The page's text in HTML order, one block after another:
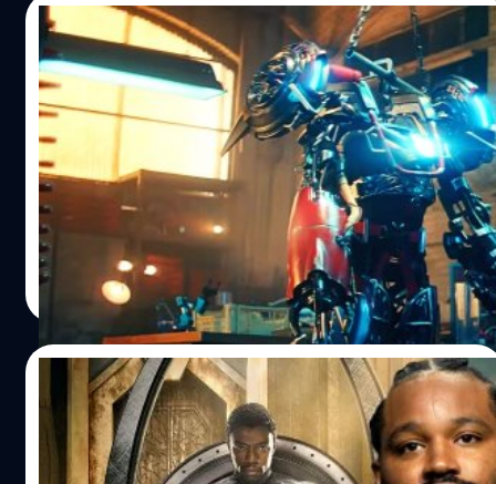
17/10/2022
เผยภาพชุดเกราะ Ironheart ชัด ๆ ในทีเซอร์
ล่าสุด ‘Black Panther: Wakanda Forever’
Marvel Studios ได้ปล่อยวิดีโอโมรโมต 'Black Panther:
Wakanda Forever' ซึ่งเผยให้เห็นตัวละคร ริริ วิลเลียมส์ และ
ชุดเกราะ Ironheart ชัด ๆ
ปรีดี ฤกษ์วลีกุล| 1391 days ago
Read More
05/10/2022
Ryan Coogler เผย เกือบทิ้งโปรเจกต์ ‘Black
Panther’ หลัง Chadwick Boseman เสียชีวิต